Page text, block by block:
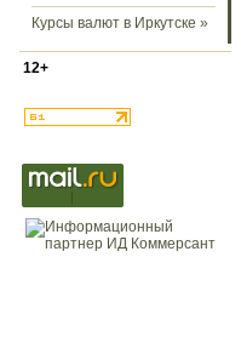
Курсы валют в Иркутске »
12+